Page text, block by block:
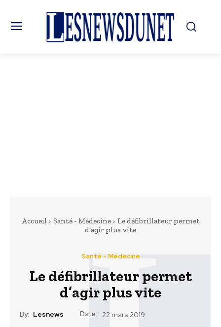
Accueil Santé - Médecine
Le défibrillateur permet
d'agir plus vite
Santé - Médecine
Le défibrillateur permet
d’agir plus vite
By: Lesnews Date: 22 mars 2019